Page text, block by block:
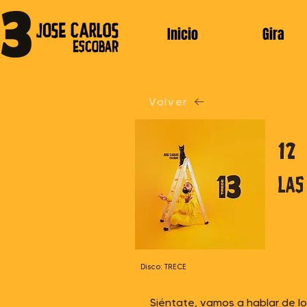
Inicio Gira
Volver
12
Disco: TRECE
Siéntate, vamos a hablar de